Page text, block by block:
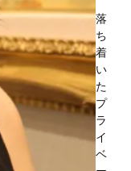
落
ち
着
い
た
プ
ラ
イ
ベ